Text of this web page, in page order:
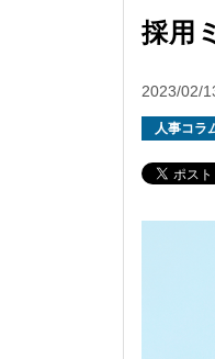
採用
2023/02/
人事コラ